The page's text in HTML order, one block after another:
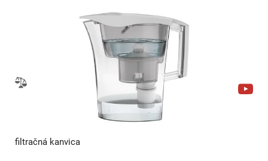
filtračná kanvica